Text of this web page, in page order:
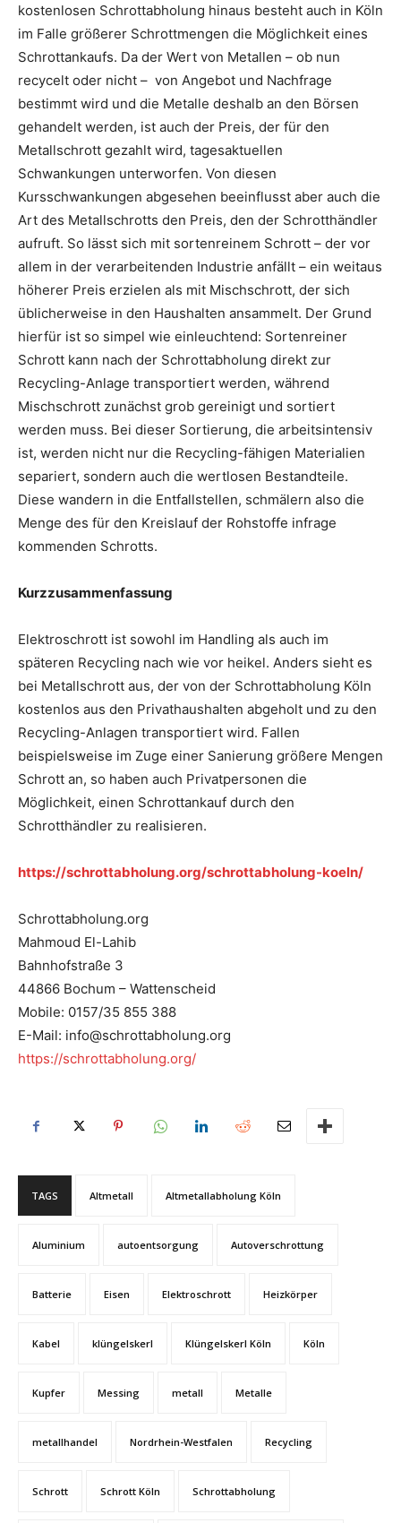
kostenlosen Schrottabholung hinaus besteht auch in Köln
im Falle größerer Schrottmengen die Möglichkeit eines
Schrottankaufs. Da der Wert von Metallen – ob nun
recycelt oder nicht – von Angebot und Nachfrage
bestimmt wird und die Metalle deshalb an den Börsen
gehandelt werden, ist auch der Preis, der für den
Metallschrott gezahlt wird, tagesaktuellen
Schwankungen unterworfen. Von diesen
Kursschwankungen abgesehen beeinflusst aber auch die
Art des Metallschrotts den Preis, den der Schrotthändler
aufruft. So lässt sich mit sortenreinem Schrott – der vor
allem in der verarbeitenden Industrie anfällt – ein weitaus
höherer Preis erzielen als mit Mischschrott, der sich
üblicherweise in den Haushalten ansammelt. Der Grund
hierfür ist so simpel wie einleuchtend: Sortenreiner
Schrott kann nach der Schrottabholung direkt zur
Recycling-Anlage transportiert werden, während
Mischschrott zunächst grob gereinigt und sortiert
werden muss. Bei dieser Sortierung, die arbeitsintensiv
ist, werden nicht nur die Recycling-fähigen Materialien
separiert, sondern auch die wertlosen Bestandteile.
Diese wandern in die Entfallstellen, schmälern also die
Menge des für den Kreislauf der Rohstoffe infrage
kommenden Schrotts.
Kurzzusammenfassung
Elektroschrott ist sowohl im Handling als auch im
späteren Recycling nach wie vor heikel. Anders sieht es
bei Metallschrott aus, der von der Schrottabholung Köln
kostenlos aus den Privathaushalten abgeholt und zu den
Recycling-Anlagen transportiert wird. Fallen
beispielsweise im Zuge einer Sanierung größere Mengen
Schrott an, so haben auch Privatpersonen die
Möglichkeit, einen Schrottankauf durch den
Schrotthändler zu realisieren.
https://schrottabholung.org/schrottabholung-koeln/
Schrottabholung.org
Mahmoud El-Lahib
Bahnhofstraße 3
44866 Bochum – Wattenscheid
Mobile: 0157/35 855 388
E-Mail: info@schrottabholung.org
https://schrottabholung.org/
TAGS Altmetall Altmetallabholung Köln
Aluminium autoentsorgung Autoverschrottung
Batterie Eisen Elektroschrott Heizkörper
Kabel klüngelskerl Klüngelskerl Köln Köln
Kupfer Messing metall Metalle
metallhandel Nordrhein-Westfalen Recycling
Schrott Schrott Köln Schrottabholung